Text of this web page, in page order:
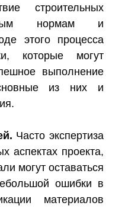
строительных
нормам и
этого процесса
которые могут
выполнение
из них и
Часто экспертиза
аспектах проекта,
могут оставаться
ошибки в
материалов